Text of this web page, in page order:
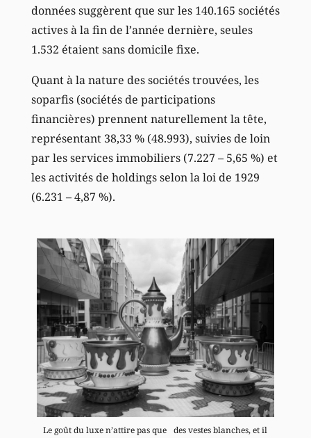
données suggèrent que sur les 140.165 sociétés
actives à la fin de l’année dernière, seules
1.532 étaient sans domicile fixe.
Quant à la nature des sociétés trouvées, les
soparfis (sociétés de participations
financières) prennent naturellement la tête,
représentant 38,33 % (48.993), suivies de loin
par les services immobiliers (7.227 – 5,65 %) et
les activités de holdings selon la loi de 1929
(6.231 – 4,87 %).
Le goût du luxe n’attire pas que des vestes blanches, et il